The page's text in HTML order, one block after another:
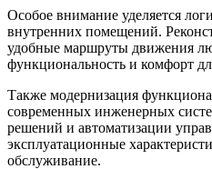
Особое внимание уделяется
внутренних помещений.
удобные маршруты движения
функциональность и комфорт
Также модернизация
современных инженерных
решений и автоматизации
эксплуатационные
обслуживание.